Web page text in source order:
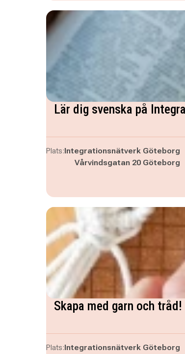
Lär dig svenska på
Plats:Integrationsnätverk Göteborg
Vårvindsgatan 20 Göteborg
Skapa med garn och tråd!
Plats:Integrationsnätverk Göteborg